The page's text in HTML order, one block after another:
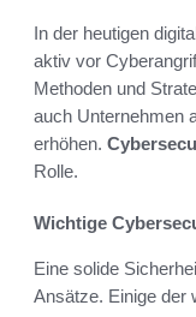
In der heutigen
aktiv vor
Methoden und
auch Unternehmen
erhöhen.
Rolle.
Wichtige
Eine solide
Ansätze. Einige der